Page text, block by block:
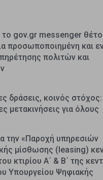
το gov.gr messenger
προσωποποιημένη και
πολιτών και
δράσεις, κοινός στόχος:
μετακινήσεις για όλους
την «Παροχή υπηρεσιών
μίσθωσης (leasing)
κτιρίου Α΄ & Β΄ της
Υπουργείου Ψηφιακής